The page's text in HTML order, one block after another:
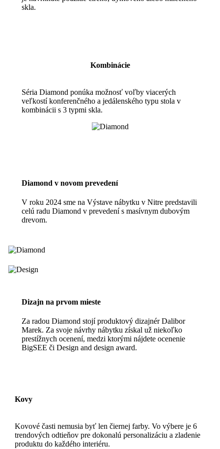
skla.
Kombinácie
Séria Diamond ponúka možnosť voľby viacerých
veľkostí konferenčného a jedálenského typu stola v
kombinácii s 3 typmi skla.
Diamond v novom prevedení
V roku 2024 sme na Výstave nábytku v Nitre predstavili
celú radu Diamond v prevedení s masívnym dubovým
drevom.
Dizajn na prvom mieste
Za radou Diamond stojí produktový dizajnér Dalibor
Marek. Za svoje návrhy nábytku získal už niekoľko
prestížnych ocenení, medzi ktorými nájdete ocenenie
BigSEE či Design and design award.
Kovy
Kovové časti nemusia byť len čiernej farby. Vo výbere je 6
trendových odtieňov pre dokonalú personalizáciu a zladenie
produktu do každého interiéru.